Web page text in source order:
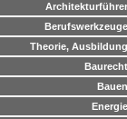
Architekturführer
Berufswerkzeuge
Theorie, Ausbildung
Baurecht
Bauen
Energie